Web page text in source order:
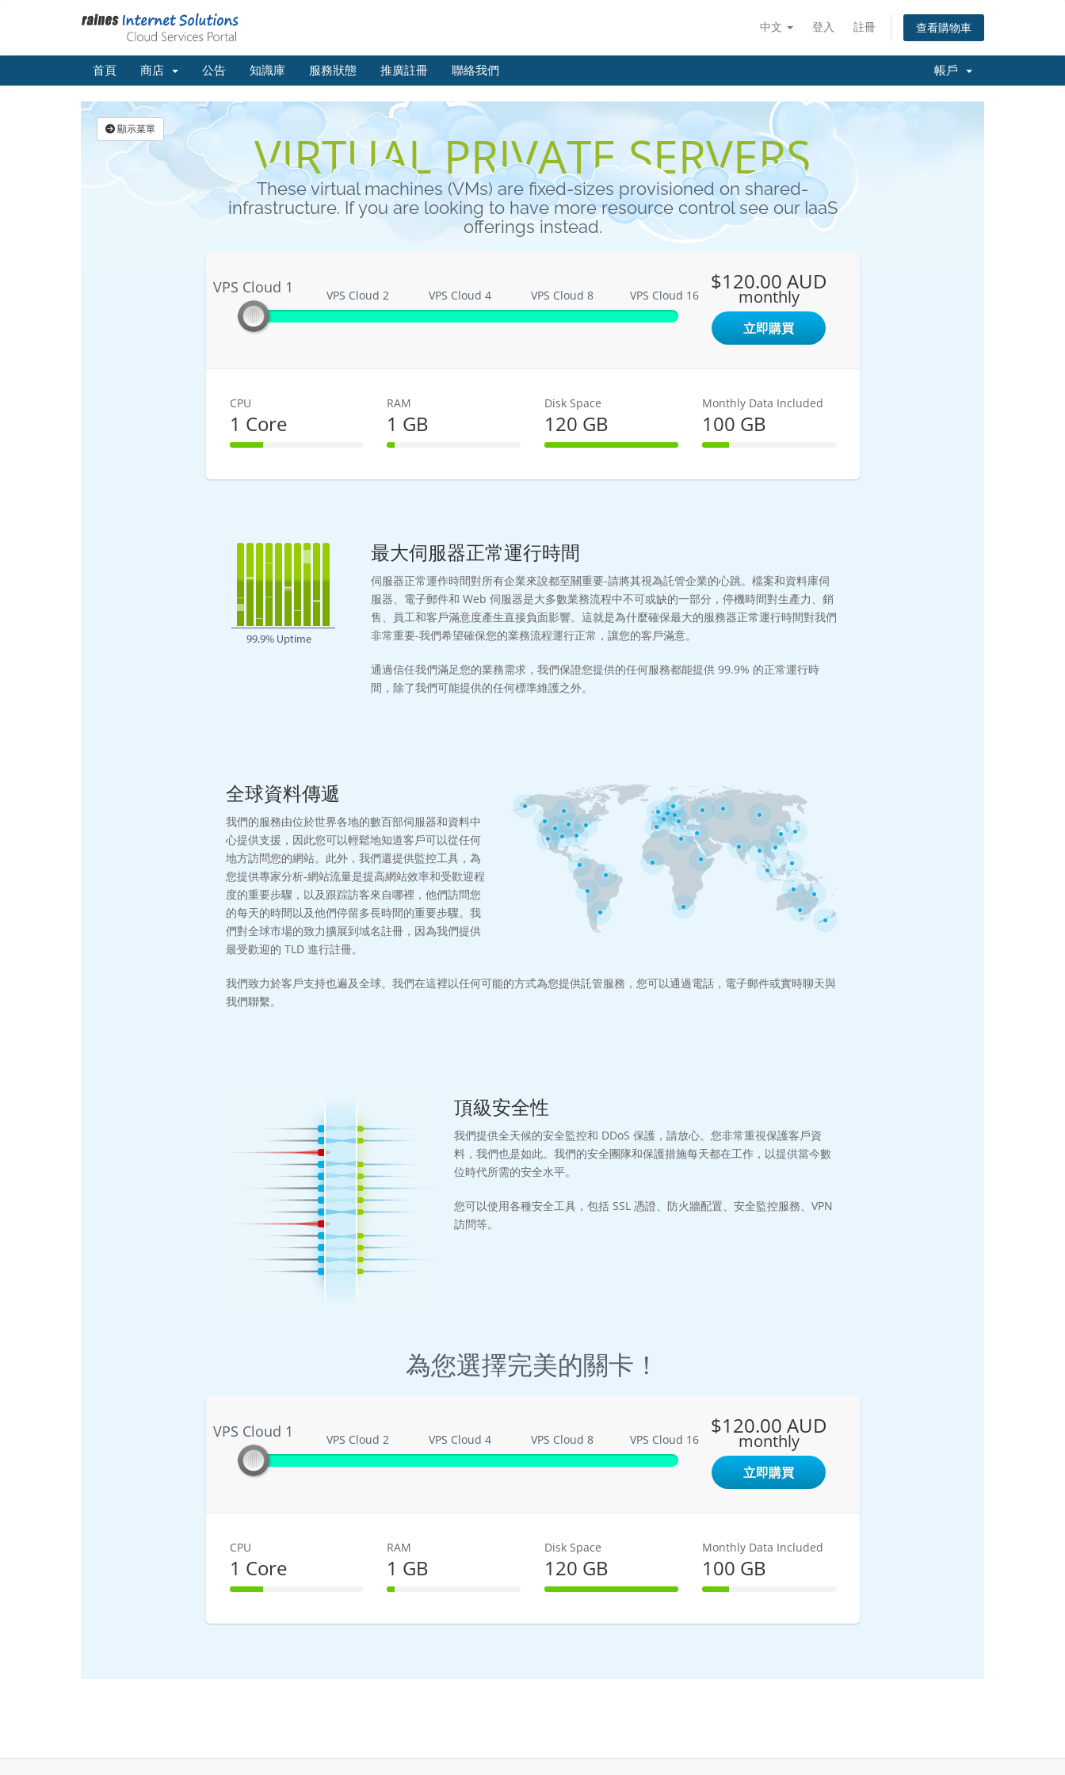
中文 登入 註冊 查看購物車
首頁 商店 公告 知識庫 服務狀態 推廣註冊 聯絡我們 帳戶
顯示菜單 VIRTUAL PRIVATE SERVERS
These virtual machines (VMs) are fixed-sizes provisioned on shared-
infrastructure. If you are looking to have more resource control see our IaaS
offerings instead.
VPS Cloud 1
VPS Cloud 1 VPS Cloud 2 VPS Cloud 4 VPS Cloud 8 VPS Cloud 16
$120.00 AUD
monthly
立即購買
CPU
1 Core
25% Complete
RAM
1 GB
6% Complete
Disk Space
120 GB
100% Complete
Monthly Data Included
100 GB
20% Complete
最大伺服器正常運行時間
伺服器正常運作時間對所有企業來說都至關重要-請將其視為託管企業的心跳。檔案和資料庫伺
服器、電子郵件和 Web 伺服器是大多數業務流程中不可或缺的一部分，停機時間對生產力、銷
售、員工和客戶滿意度產生直接負面影響。這就是為什麼確保最大的服務器正常運行時間對我們
非常重要-我們希望確保您的業務流程運行正常，讓您的客戶滿意。
通過信任我們滿足您的業務需求，我們保證您提供的任何服務都能提供 99.9% 的正常運行時
間，除了我們可能提供的任何標準維護之外。
全球資料傳遞
我們的服務由位於世界各地的數百部伺服器和資料中
心提供支援，因此您可以輕鬆地知道客戶可以從任何
地方訪問您的網站。此外，我們還提供監控工具，為
您提供專家分析-網站流量是提高網站效率和受歡迎程
度的重要步驟，以及跟踪訪客來自哪裡，他們訪問您
的每天的時間以及他們停留多長時間的重要步驟。我
們對全球市場的致力擴展到域名註冊，因為我們提供
最受歡迎的 TLD 進行註冊。
我們致力於客戶支持也遍及全球。我們在這裡以任何可能的方式為您提供託管服務，您可以通過電話，電子郵件或實時聊天與
我們聯繫。
頂級安全性
我們提供全天候的安全監控和 DDoS 保護，請放心。您非常重視保護客戶資
料，我們也是如此。我們的安全團隊和保護措施每天都在工作，以提供當今數
位時代所需的安全水平。
您可以使用各種安全工具，包括 SSL 憑證、防火牆配置、安全監控服務、VPN
訪問等。
為您選擇完美的關卡！
VPS Cloud 1
VPS Cloud 1 VPS Cloud 2 VPS Cloud 4 VPS Cloud 8 VPS Cloud 16
$120.00 AUD
monthly
立即購買
CPU
1 Core
25% Complete
RAM
1 GB
6% Complete
Disk Space
120 GB
100% Complete
Monthly Data Included
100 GB
20% Complete